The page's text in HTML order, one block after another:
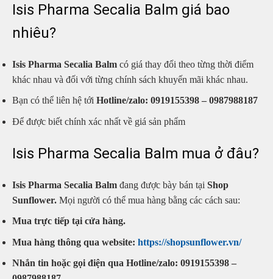
Isis Pharma Secalia Balm giá bao
nhiêu?
Isis Pharma Secalia Balm có giá thay đổi theo từng thời điểm
khác nhau và đối với từng chính sách khuyến mãi khác nhau.
Bạn có thể liên hệ tới Hotline/zalo: 0919155398 – 0987988187
Để được biết chính xác nhất về giá sản phẩm
Isis Pharma Secalia Balm mua ở đâu?
Isis Pharma Secalia Balm đang được bày bán tại Shop
Sunflower. Mọi người có thể mua hàng bằng các cách sau:
Mua trực tiếp tại cửa hàng.
Mua hàng thông qua website: https://shopsunflower.vn/
Nhắn tin hoặc gọi điện qua Hotline/zalo: 0919155398 –